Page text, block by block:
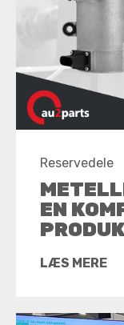
Reservedele
EN
LÆS MERE